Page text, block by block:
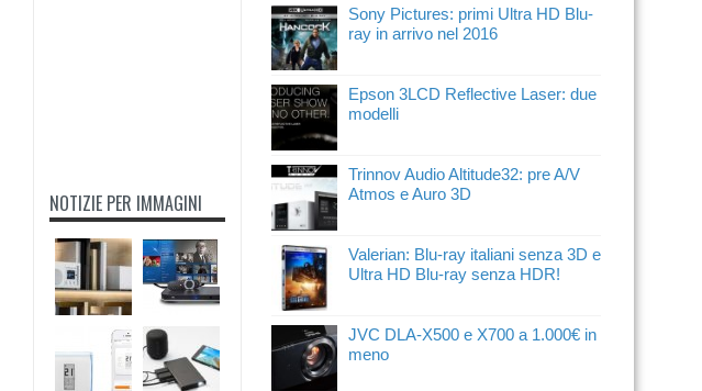
NOTIZIE PER IMMAGINI
Sony Pictures: primi Ultra HD Blu-
ray in arrivo nel 2016
Epson 3LCD Reflective Laser: due
modelli
Trinnov Audio Altitude32: pre A/V
Atmos e Auro 3D
Valerian: Blu-ray italiani senza 3D e
Ultra HD Blu-ray senza HDR!
JVC DLA-X500 e X700 a 1.000€ in
meno